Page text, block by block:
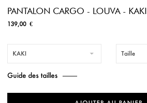
PANTALON CARGO - LOUVA - KAKI
139,00 €
KAKI Taille
Guide des tailles